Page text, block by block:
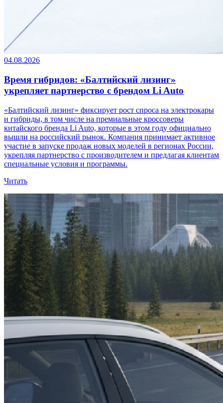
04.08.2026
Время гибридов: «Балтийский лизинг»
укрепляет партнерство с брендом Li Auto
«Балтийский лизинг» фиксирует рост спроса на электрокары
и гибриды, в том числе на премиальные кроссоверы
китайского бренда Li Auto, которые в этом году официально
вышли на российский рынок. Компания принимает активное
участие в запуске продаж новых моделей в регионах России,
укрепляя партнерство с производителем и предлагая клиентам
специальные условия и программы.
Читать